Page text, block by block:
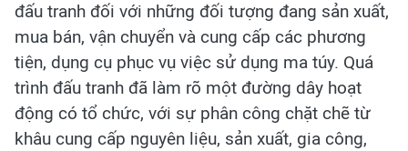
đấu tranh đối với những đối tượng đang sản xuất,
mua bán, vận chuyển và cung cấp các phương
tiện, dụng cụ phục vụ việc sử dụng ma túy. Quá
trình đấu tranh đã làm rõ một đường dây hoạt
động có tổ chức, với sự phân công chặt chẽ từ
khâu cung cấp nguyên liệu, sản xuất, gia công,